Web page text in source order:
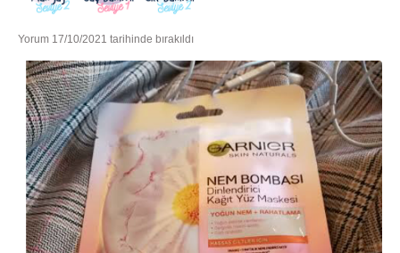
Yorum 17/10/2021 tarihinde bırakıldı